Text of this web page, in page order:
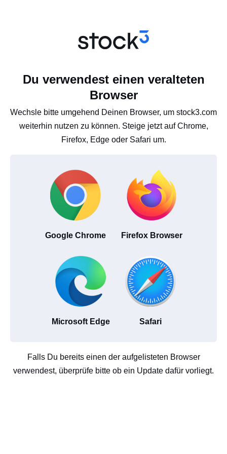
Du verwendest einen veralteten
Browser
Wechsle bitte umgehend Deinen Browser, um stock3.com
weiterhin nutzen zu können. Steige jetzt auf Chrome,
Firefox, Edge oder Safari um.
Google Chrome Firefox Browser
Microsoft Edge Safari
Falls Du bereits einen der aufgelisteten Browser
verwendest, überprüfe bitte ob ein Update dafür vorliegt.